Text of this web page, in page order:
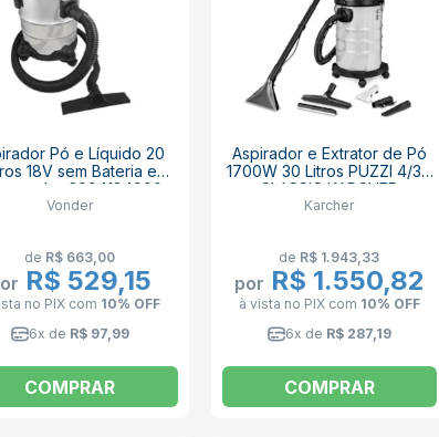
Pó e Líquido 20
18V sem Bateria e
6004184000
VONDER
Vonder
de R$ 663,00
R$ 529,15
no PIX com 10% OFF
6x de R$ 97,99
COMPRAR
Aspirador e Extrator de Pó
1700W 30 Litros PUZZI 4/30
CLASSIC KARCHER
Karcher
de R$ 1.943,33
por R$ 1.550,82
à vista no PIX com 10% OFF
6x de R$ 287,19
COMPRAR